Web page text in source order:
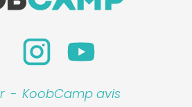
- KoobCamp avis